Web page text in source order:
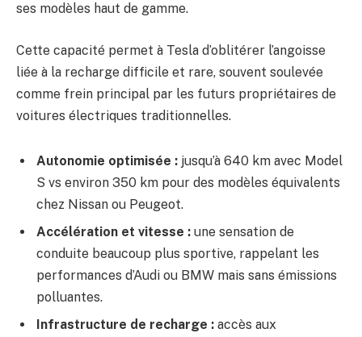
ses modèles haut de gamme.
Cette capacité permet à Tesla d’oblitérer l’angoisse
liée à la recharge difficile et rare, souvent soulevée
comme frein principal par les futurs propriétaires de
voitures électriques traditionnelles.
Autonomie optimisée : jusqu’à 640 km avec Model
S vs environ 350 km pour des modèles équivalents
chez Nissan ou Peugeot.
Accélération et vitesse : une sensation de
conduite beaucoup plus sportive, rappelant les
performances d’Audi ou BMW mais sans émissions
polluantes.
Infrastructure de recharge : accès aux